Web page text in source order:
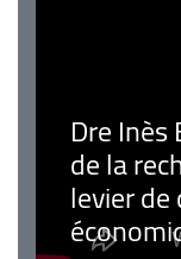
Dre
de la
levier